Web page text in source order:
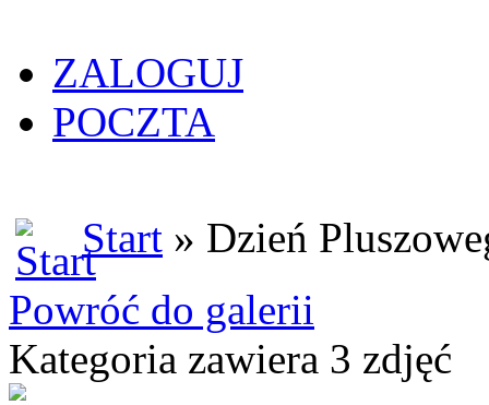
ZALOGUJ
POCZTA
Start » Dzień
Powróć do galerii
Kategoria zawiera 3 zdjęć